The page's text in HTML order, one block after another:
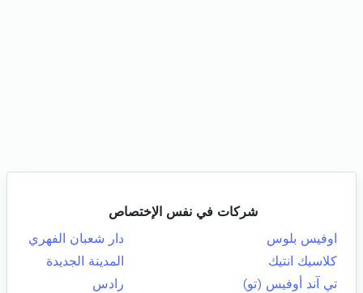
شركات في نفس الإختصاص
اوفيس بلوس
دار شعبان الفهري
كلاسيك انتيك
المدينة الجديدة
تي آند أوفيس (تو)
رادس